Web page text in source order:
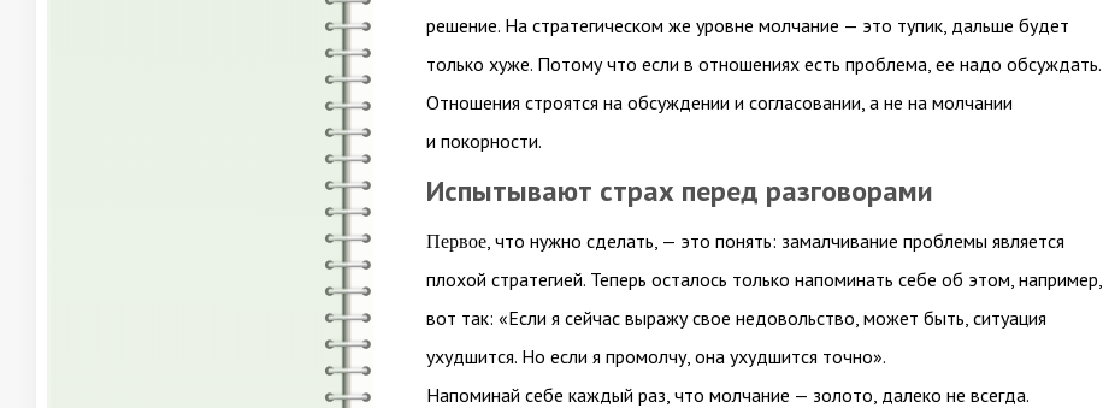
решение. На стратегическом же уровне молчание — это тупик, дальше будет
только хуже. Потому что если в отношениях есть проблема, ее надо обсуждать.
Отношения строятся на обсуждении и согласовании, а не на молчании
и покорности.
Испытывают страх перед разговорами
Первое, что нужно сделать, — это понять: замалчивание проблемы является
плохой стратегией. Теперь осталось только напоминать себе об этом, например,
вот так: «Если я сейчас выражу свое недовольство, может быть, ситуация
ухудшится. Но если я промолчу, она ухудшится точно».
Напоминай себе каждый раз, что молчание — золото, далеко не всегда.